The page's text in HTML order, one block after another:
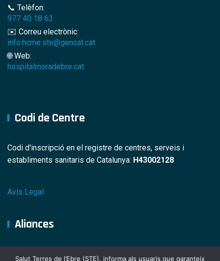
📞 Telèfon:
977 40 18 63
✉️ Correu electrònic:
info.hcme.ste@gencat.cat
🌐 Web:
hospitalmoradebre.cat
Codi de Centre
Codi d'inscripció en el registre de centres, serveis i
establiments sanitaris de Catalunya: H43002128
Avís Legal
Aliances
Salut Terres de l’Ebre (STE). informa als usuaris que garanteix